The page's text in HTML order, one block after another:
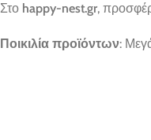
Στο happy-nest.gr,
Ποικιλία προϊόντων: